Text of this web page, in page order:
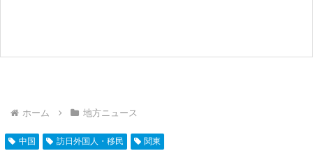
ホーム 地方ニュース
中国 訪日外国人・移民 関東